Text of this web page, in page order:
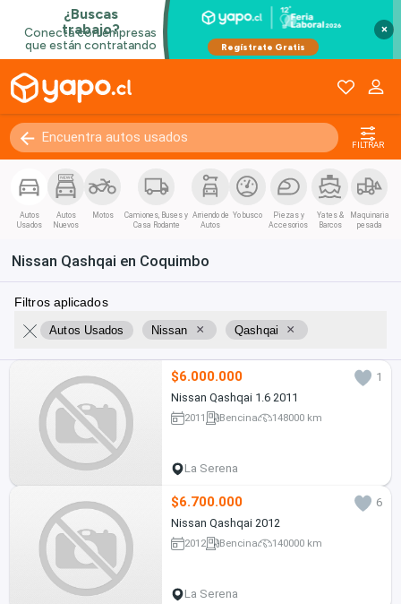
×
FILTRAR
Autos
Usados
Autos
Nuevos
Motos
Camiones, Buses y
Casa Rodante
Arriendo de
Autos
Yo busco
Piezas y
Accesorios
Yates &
Barcos
Maquinaria
pesada
Nissan Qashqai en Coquimbo
Filtros aplicados
Autos Usados Nissan × Qashqai ×
$6.000.000
1
Nissan Qashqai 1.6 2011
2011 Bencina 148000 km
La Serena
$6.700.000
6
Nissan Qashqai 2012
2012 Bencina 140000 km
La Serena